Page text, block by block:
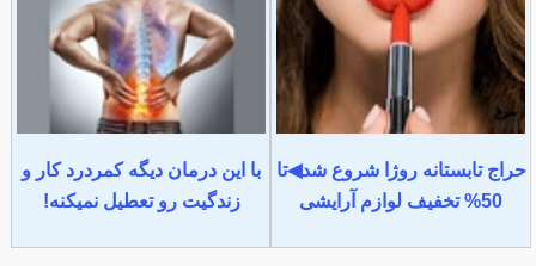
حراج تابستانه روژا شروع شد◀تا
50% تخفیف لوازم آرایشی
با این درمان دیگه کمردرد کار و
زندگیت رو تعطیل نمیکنه!